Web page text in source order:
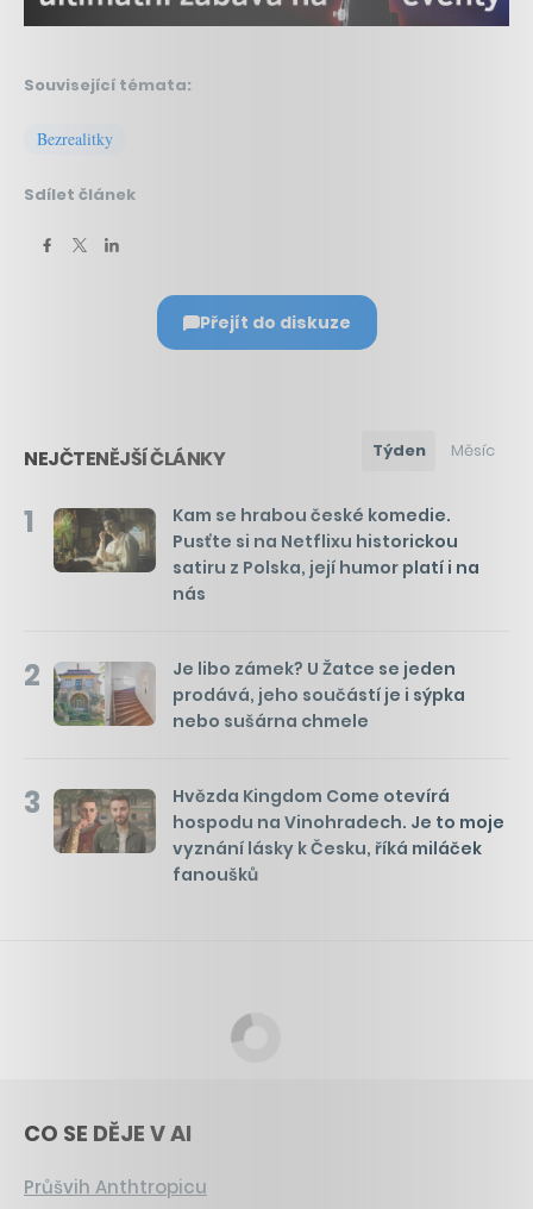
Související témata:
Bezrealitky
Sdílet článek
Přejít do diskuze
NEJČTENĚJŠÍ ČLÁNKY Týden Měsíc
1
Kam se hrabou české komedie.
Pusťte si na Netflixu historickou
satiru z Polska, její humor platí i na
nás
2
Je libo zámek? U Žatce se jeden
prodává, jeho součástí je i sýpka
nebo sušárna chmele
3
Hvězda Kingdom Come otevírá
hospodu na Vinohradech. Je to moje
vyznání lásky k Česku, říká miláček
fanoušků
CO SE DĚJE V AI
Průšvih Anthtropicu